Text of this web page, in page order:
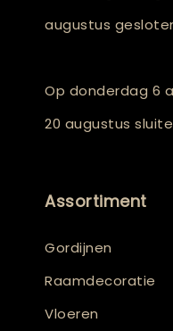
augustus
Op donderdag 6
20 augustus
Assortiment
Gordijnen
Raamdecoratie
Vloeren